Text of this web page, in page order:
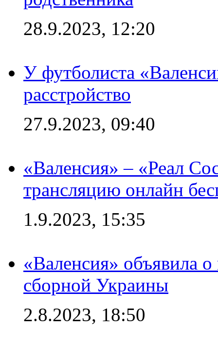
28.9.2023, 12:20
У футболиста
расстройство
27.9.2023, 09:40
«Валенсия» – «Реал
трансляцию онлайн
1.9.2023, 15:35
«Валенсия» объявила
сборной Украины
2.8.2023, 18:50